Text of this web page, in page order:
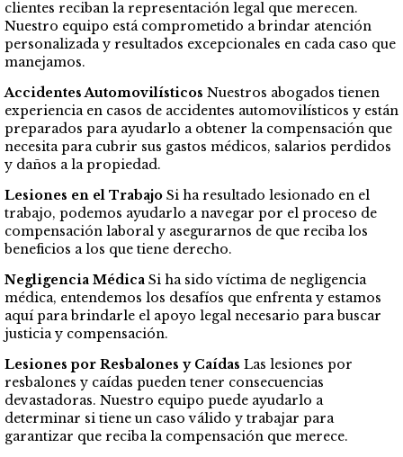
clientes reciban la representación legal que merecen.
Nuestro equipo está comprometido a brindar atención
personalizada y resultados excepcionales en cada caso que
manejamos.
Accidentes Automovilísticos Nuestros abogados tienen
experiencia en casos de accidentes automovilísticos y están
preparados para ayudarlo a obtener la compensación que
necesita para cubrir sus gastos médicos, salarios perdidos
y daños a la propiedad.
Lesiones en el Trabajo Si ha resultado lesionado en el
trabajo, podemos ayudarlo a navegar por el proceso de
compensación laboral y asegurarnos de que reciba los
beneficios a los que tiene derecho.
Negligencia Médica Si ha sido víctima de negligencia
médica, entendemos los desafíos que enfrenta y estamos
aquí para brindarle el apoyo legal necesario para buscar
justicia y compensación.
Lesiones por Resbalones y Caídas Las lesiones por
resbalones y caídas pueden tener consecuencias
devastadoras. Nuestro equipo puede ayudarlo a
determinar si tiene un caso válido y trabajar para
garantizar que reciba la compensación que merece.